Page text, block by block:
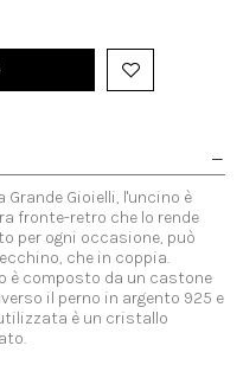
Gioielli, l'uncino è
fronte-retro che lo rende
per ogni occasione, può
che in coppia.
è composto da un castone
il perno in argento 925 e
è un cristallo